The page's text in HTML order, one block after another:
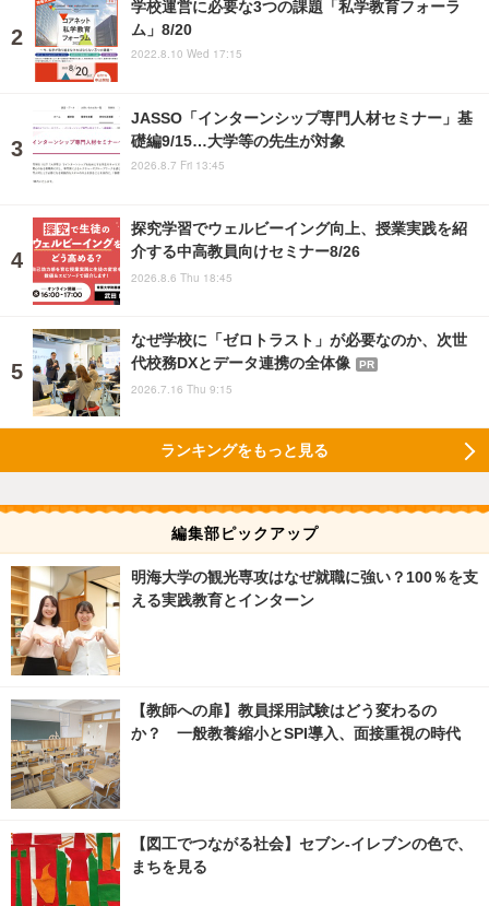
学校運営に必要な3つの課題「私学教育フォーラ
ム」8/20
2022.8.10 Wed 17:15
JASSO「インターンシップ専門人材セミナー」基
礎編9/15…大学等の先生が対象
2026.8.7 Fri 13:45
探究学習でウェルビーイング向上、授業実践を紹
介する中高教員向けセミナー8/26
2026.8.6 Thu 18:45
なぜ学校に「ゼロトラスト」が必要なのか、次世
代校務DXとデータ連携の全体像
PR
2026.7.16 Thu 9:15
ランキングをもっと見る
編集部ピックアップ
明海大学の観光専攻はなぜ就職に強い？100％を支
える実践教育とインターン
【教師への扉】教員採用試験はどう変わるの
か？ 一般教養縮小とSPI導入、面接重視の時代
【図工でつながる社会】セブン‐イレブンの色で、
まちを見る